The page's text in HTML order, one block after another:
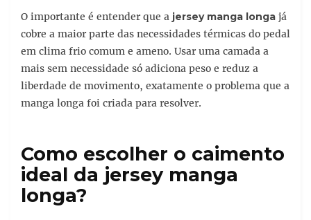
O importante é entender que a jersey manga longa já
cobre a maior parte das necessidades térmicas do pedal
em clima frio comum e ameno. Usar uma camada a
mais sem necessidade só adiciona peso e reduz a
liberdade de movimento, exatamente o problema que a
manga longa foi criada para resolver.
Como escolher o caimento
ideal da jersey manga
longa?